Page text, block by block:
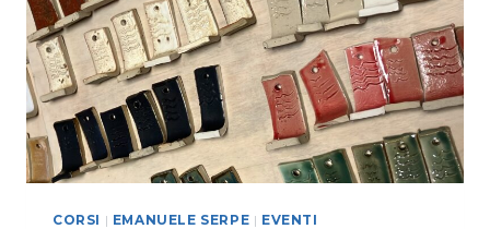
CORSI | EMANUELE SERPE | EVENTI